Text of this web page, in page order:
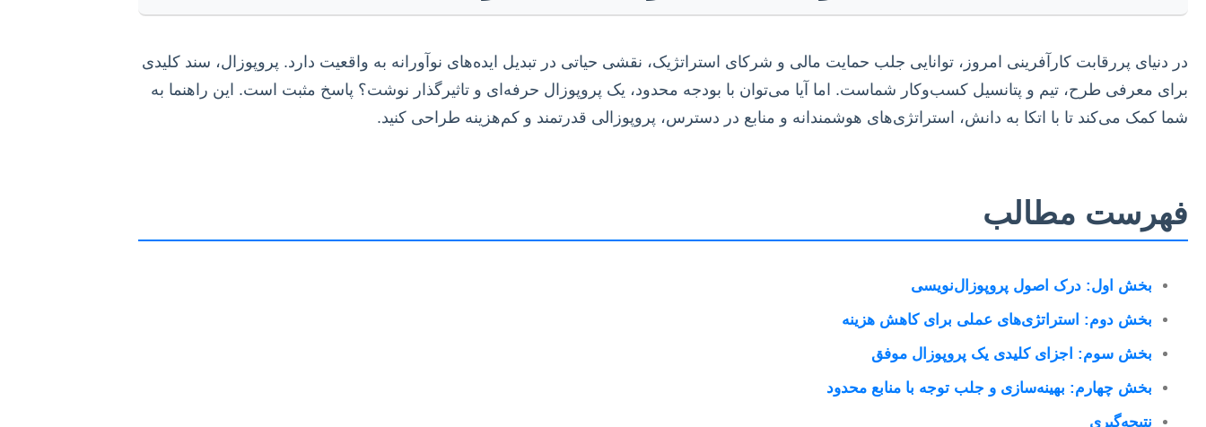
در دنیای پررقابت کارآفرینی امروز، توانایی جلب حمایت مالی و شرکای استراتژیک، نقشی حیاتی در تبدیل ایده‌های نوآورانه به واقعیت دارد. پروپوزال، سند کلیدی
برای معرفی طرح، تیم و پتانسیل کسب‌وکار شماست. اما آیا می‌توان با بودجه محدود، یک پروپوزال حرفه‌ای و تاثیرگذار نوشت؟ پاسخ مثبت است. این راهنما به
شما کمک می‌کند تا با اتکا به دانش، استراتژی‌های هوشمندانه و منابع در دسترس، پروپوزالی قدرتمند و کم‌هزینه طراحی کنید.
فهرست مطالب
بخش اول: درک اصول پروپوزال‌نویسی
بخش دوم: استراتژی‌های عملی برای کاهش هزینه
بخش سوم: اجزای کلیدی یک پروپوزال موفق
بخش چهارم: بهینه‌سازی و جلب توجه با منابع محدود
نتیجه‌گیری